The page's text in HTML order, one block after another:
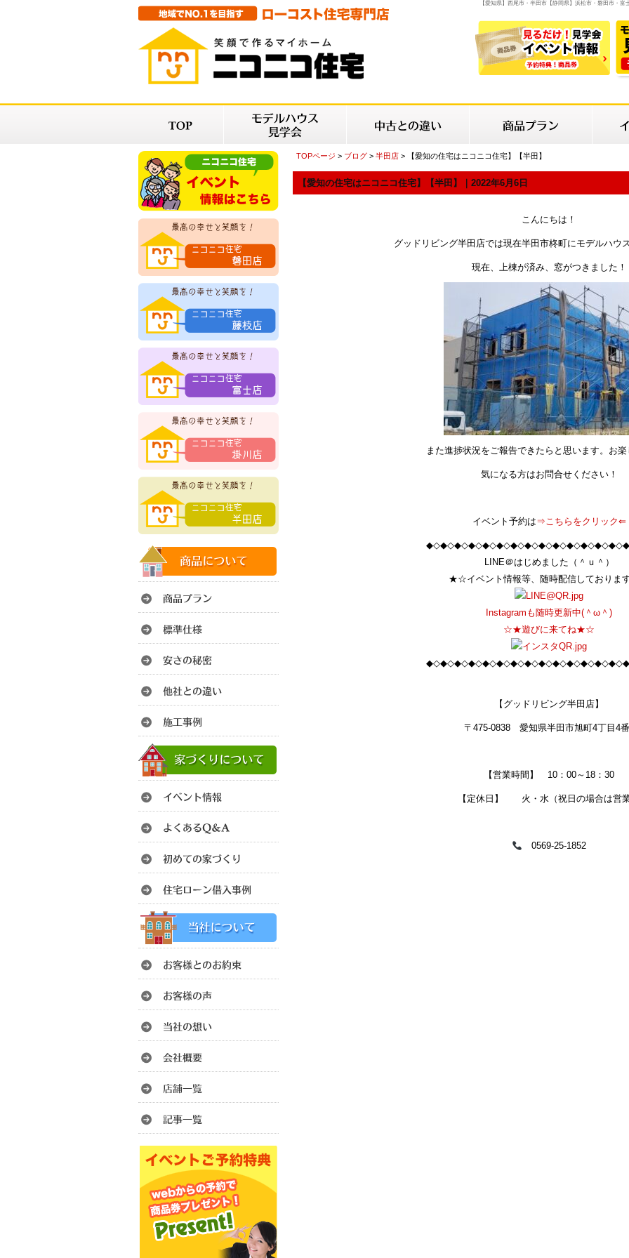
【愛知県】西尾市・半田市【静岡県】浜松市・磐田市・
TOPページ > ブログ > 半田店 > 【愛知の住宅はニコニコ住宅】【半田】
【愛知の住宅はニコニコ住宅】【半田】｜2022年6月6日
こんにちは！
グッドリビング半田店では現在半田市柊町にモデルハウ
現在、上棟が済み、窓がつきました！
また進捗状況をご報告できたらと思います。お楽
気になる方はお問合せください！
イベント予約は⇒こちらをクリック⇐
LINE＠はじめました（＾ｕ＾）
★☆イベント情報等、随時配信しており
Instagramも随時更新中(＾ω＾)
☆★遊びに来てね★☆
【グッドリビング半田店】
〒475-0838 愛知県半田市旭町4丁目4
【営業時間】 10：00～18：30
【定休日】 火・水（祝日の場合は営業
0569-25-1852